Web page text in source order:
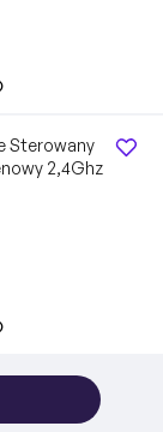
Sterowany
2,4Ghz